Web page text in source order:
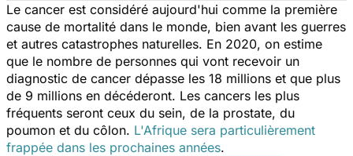
Le cancer est considéré aujourd'hui comme la première
cause de mortalité dans le monde, bien avant les guerres
et autres catastrophes naturelles. En 2020, on estime
que le nombre de personnes qui vont recevoir un
diagnostic de cancer dépasse les 18 millions et que plus
de 9 millions en décéderont. Les cancers les plus
fréquents seront ceux du sein, de la prostate, du
poumon et du côlon. L'Afrique sera particulièrement
frappée dans les prochaines années.